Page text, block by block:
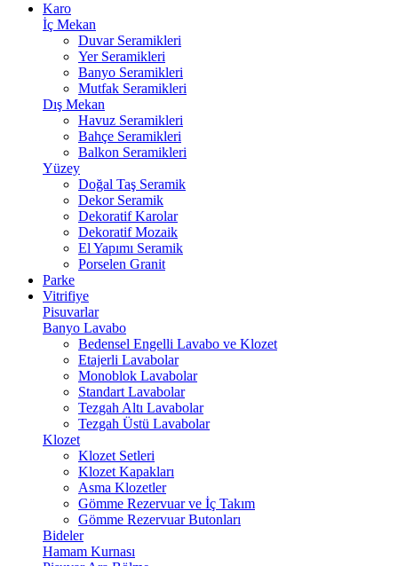
Karo
İç Mekan
Duvar Seramikleri
Yer Seramikleri
Banyo Seramikleri
Mutfak Seramikleri
Dış Mekan
Havuz Seramikleri
Bahçe Seramikleri
Balkon Seramikleri
Yüzey
Doğal Taş Seramik
Dekor Seramik
Dekoratif Karolar
Dekoratif Mozaik
El Yapımı Seramik
Porselen Granit
Parke
Vitrifiye
Pisuvarlar
Banyo Lavabo
Bedensel Engelli Lavabo ve Klozet
Etajerli Lavabolar
Monoblok Lavabolar
Standart Lavabolar
Tezgah Altı Lavabolar
Tezgah Üstü Lavabolar
Klozet
Klozet Setleri
Klozet Kapakları
Asma Klozetler
Gömme Rezervuar ve İç Takım
Gömme Rezervuar Butonları
Bideler
Hamam Kurnası